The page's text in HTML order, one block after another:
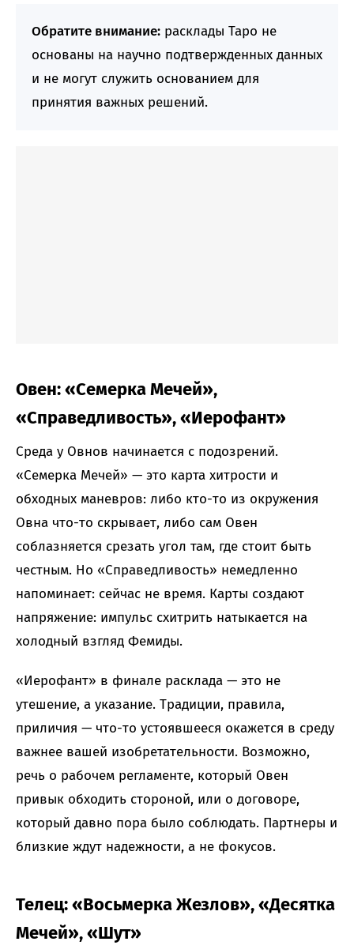
Обратите внимание: расклады Таро не
основаны на научно подтвержденных данных
и не могут служить основанием для
принятия важных решений.
Овен: «Семерка Мечей»,
«Справедливость», «Иерофант»
Среда у Овнов начинается с подозрений.
«Семерка Мечей» — это карта хитрости и
обходных маневров: либо кто-то из окружения
Овна что-то скрывает, либо сам Овен
соблазняется срезать угол там, где стоит быть
честным. Но «Справедливость» немедленно
напоминает: сейчас не время. Карты создают
напряжение: импульс схитрить натыкается на
холодный взгляд Фемиды.
«Иерофант» в финале расклада — это не
утешение, а указание. Традиции, правила,
приличия — что-то устоявшееся окажется в среду
важнее вашей изобретательности. Возможно,
речь о рабочем регламенте, который Овен
привык обходить стороной, или о договоре,
который давно пора было соблюдать. Партнеры и
близкие ждут надежности, а не фокусов.
Телец: «Восьмерка Жезлов», «Десятка
Мечей», «Шут»